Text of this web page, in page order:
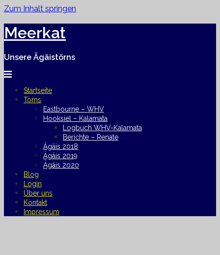
Zum Inhalt springen
Meerkat
Unsere Ägäistörns
Startseite
Törns
Eastbourne – WHV
Hooksiel – Kalamata
Logbuch WHV-Kalamata
Berichte – Renate
Ägäis 2018
Ägäis 2019
Ägäis 2020
Blog
Login
Über uns
Kontakt
Impressum